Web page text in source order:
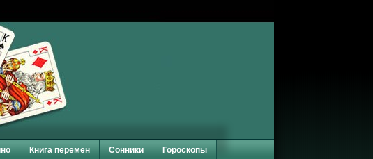
Книга перемен Сонники Гороскопы